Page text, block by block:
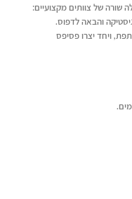
של צוותים מקצועיים:
והבאה לדפוס.
ויחד יצרו פסיפס